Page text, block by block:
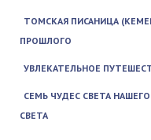
ТОМСКАЯ ПИСАНИЦА
ПРОШЛОГО
УВЛЕКАТЕЛЬНОЕ
СЕМЬ ЧУДЕС СВЕТА
СВЕТА